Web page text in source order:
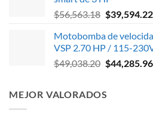
era:
$26,106.38.
$56,563.18 El
original
era:
$56,563.18.
$39,594.22
Motobomba de
VSP 2.70 HP / 115-
$49,038.20 El
era:
$44,285.96
MEJOR VALORADOS